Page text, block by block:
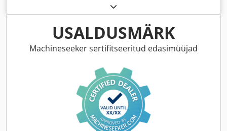
USALDUSMÄRK
Machineseeker sertifitseeritud edasimüüjad